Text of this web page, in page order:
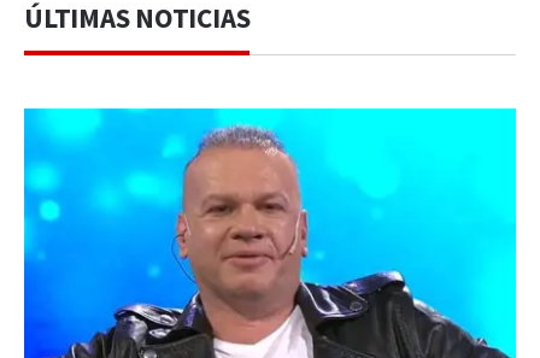
ÚLTIMAS NOTICIAS